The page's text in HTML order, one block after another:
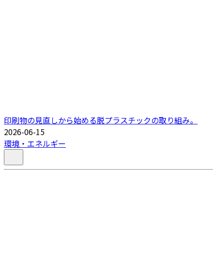
印刷物の見直しから始める脱プラスチックの取り組み。
2026-06-15
環境・エネルギー